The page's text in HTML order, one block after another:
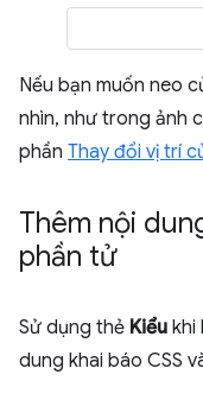
Nếu bạn muốn neo
nhìn, như trong ảnh
phần Thay đổi vị trí
Thêm nội
phần tử
Sử dụng thẻ Kiểu khi
dung khai báo CSS